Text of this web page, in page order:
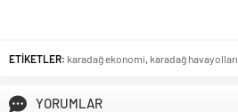
ETİKETLER: karadağ ekonomi karadağ havayolları
YORUMLAR